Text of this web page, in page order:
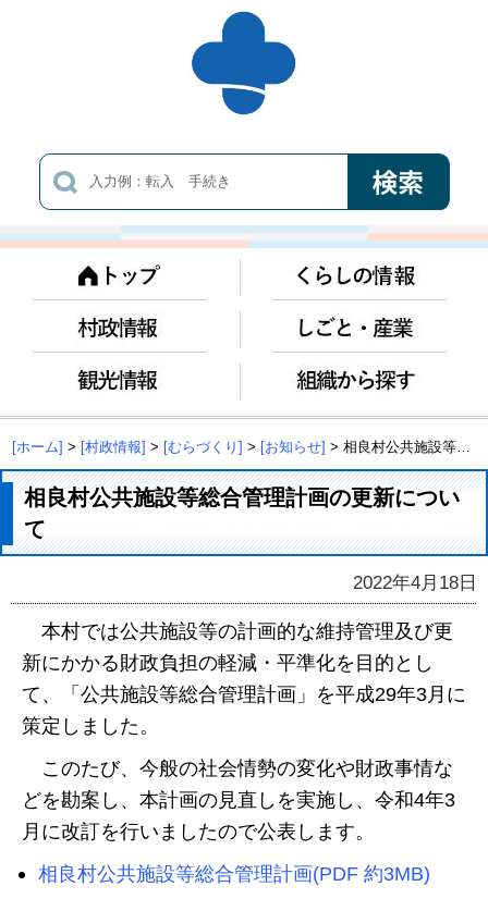
[ホーム] > [村政情報] > [むらづくり] > [お知らせ] > 相良村公共施設等総合管理計画の更新について
相良村公共施設等総合管理計画の更新につい
て
2022年4月18日
本村では公共施設等の計画的な維持管理及び更
新にかかる財政負担の軽減・平準化を目的とし
て、「公共施設等総合管理計画」を平成29年3月に
策定しました。
このたび、今般の社会情勢の変化や財政事情な
どを勘案し、本計画の見直しを実施し、令和4年3
月に改訂を行いましたので公表します。
相良村公共施設等総合管理計画(PDF 約3MB)